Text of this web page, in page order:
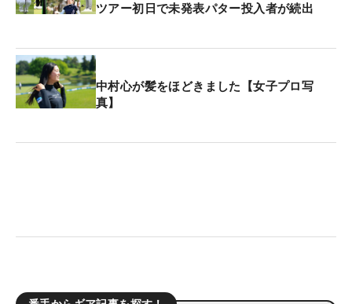
ツアー初日で未発表パター投入者が続出
中村心が髪をほどきました【女子プロ写
真】